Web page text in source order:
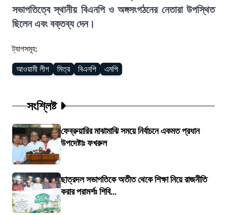
সভাপতিত্বে স্থানীয় বিএনপি ও অঙ্গসংগঠনের নেতারা উপস্থিত
ছিলেন এবং বক্তব্য দেন।
ট্যাগসমূহ:
আওয়ামী লীগ মিত্র বিএনপি এমপি
সংশ্লিষ্ট
ফেব্রুয়ারির মাঝামাঝি সময়ে নির্বাচনে একমত প্রধান
উপদেষ্টাঃ ফখরুল
ছাত্রদল সভাপতিকে অতীত থেকে শিক্ষা নিয়ে রাজনীতি
করার পরামর্শঃ শিবি...